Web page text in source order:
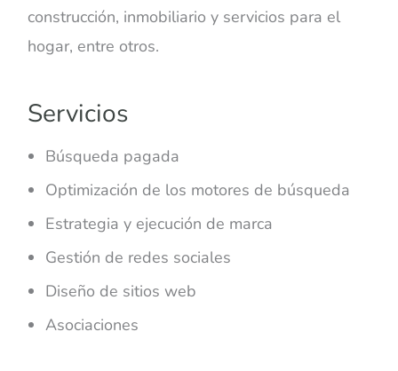
construcción, inmobiliario y servicios para el
hogar, entre otros.
Servicios
Búsqueda pagada
Optimización de los motores de búsqueda
Estrategia y ejecución de marca
Gestión de redes sociales
Diseño de sitios web
Asociaciones